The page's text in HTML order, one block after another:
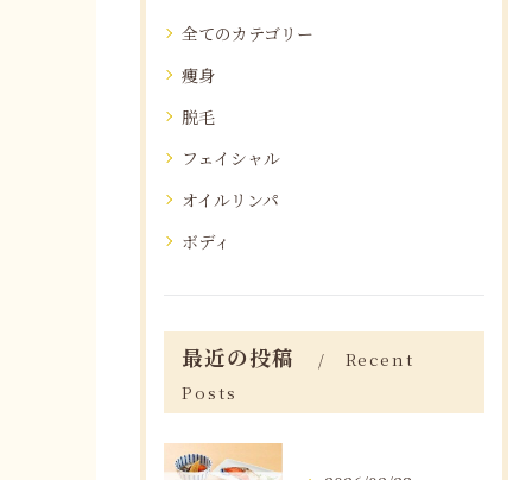
全てのカテゴリー
痩身
脱毛
フェイシャル
オイルリンパ
ボディ
最近の投稿
Recent
Posts